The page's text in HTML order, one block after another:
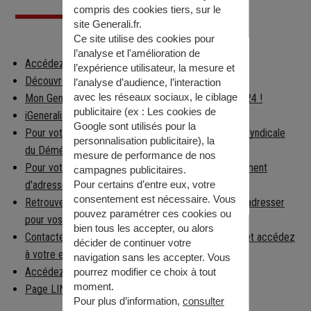
Accédez à votre espace client
Découvrez les applications Generali
Mon Generali : en relation avec votre assureur 24h/24 !
iGenerali : votre épargne dans votre poche !
Pour votre déménagement, consultez la Chambre Syndicale
du Déménagement
Pour votre déménagement, déclarez votre changement
d'adresse
Retrouvez facilement la préfecture à laquelle vous adresser
pour vos démarches
Contactez la caisse nationale d'Assurance Maladie et accédez
à votre espace per…
Accédez aux informations règlementaires
Page LINKEDIN
compris des cookies tiers, sur le
site Generali.fr.
Ce site utilise des cookies pour
l’analyse et l'amélioration de
l’expérience utilisateur, la mesure et
l’analyse d’audience, l’interaction
avec les réseaux sociaux, le ciblage
publicitaire (ex : Les cookies de
Google sont utilisés pour la
personnalisation publicitaire), la
mesure de performance de nos
campagnes publicitaires.
Pour certains d’entre eux, votre
consentement est nécessaire. Vous
pouvez paramétrer ces cookies ou
bien tous les accepter, ou alors
décider de continuer votre
navigation sans les accepter. Vous
pourrez modifier ce choix à tout
moment.
Pour plus d’information, consulter